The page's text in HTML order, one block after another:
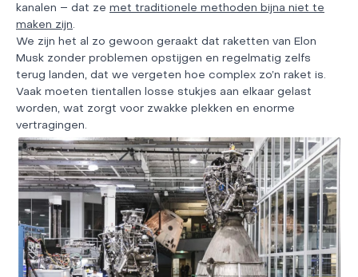
kanalen – dat ze met traditionele methoden bijna niet te
maken zijn
We zijn het al zo gewoon geraakt dat raketten van Elon
Musk zonder problemen opstijgen en regelmatig zelfs
terug landen, dat we vergeten hoe complex zo’n raket is.
Vaak moeten tientallen losse stukjes aan elkaar gelast
worden, wat zorgt voor zwakke plekken en enorme
vertragingen.